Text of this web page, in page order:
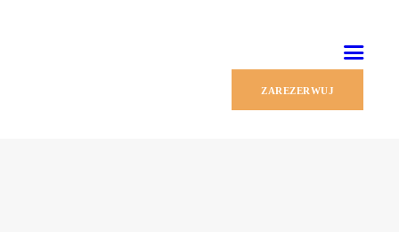
ZAREZERWUJ